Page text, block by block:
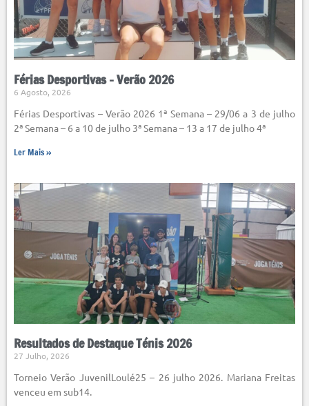
Férias Desportivas – Verão 2026
6 Agosto, 2026
Férias Desportivas – Verão 2026 1ª Semana – 29/06 a 3 de julho
2ª Semana – 6 a 10 de julho 3ª Semana – 13 a 17 de julho 4ª
Ler Mais »
Resultados de Destaque Ténis 2026
27 Julho, 2026
Torneio Verão JuvenilLoulé25 – 26 julho 2026. Mariana Freitas
venceu em sub14.